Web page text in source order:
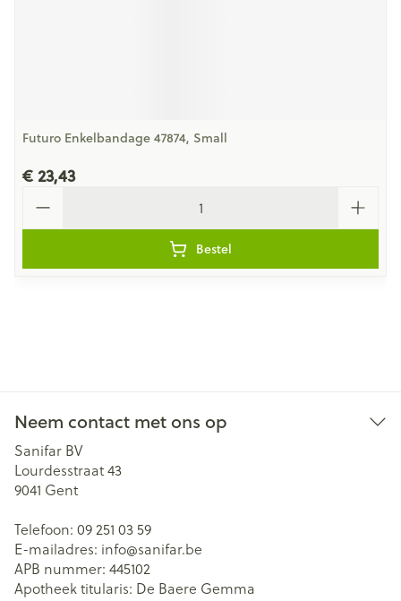
Futuro Enkelbandage 47874, Small
€ 23,43
Bestel
Neem contact met ons op
Sanifar BV
Lourdesstraat 43
9041 Gent
Telefoon: 09 251 03 59
E-mailadres: info@sanifar.be
APB nummer: 445102
Apotheek titularis: De Baere Gemma